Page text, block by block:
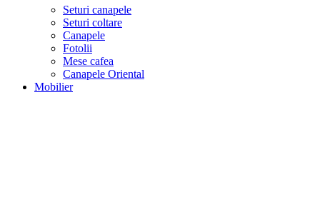
Seturi canapele
Seturi coltare
Canapele
Fotolii
Mese cafea
Canapele Oriental
Mobilier